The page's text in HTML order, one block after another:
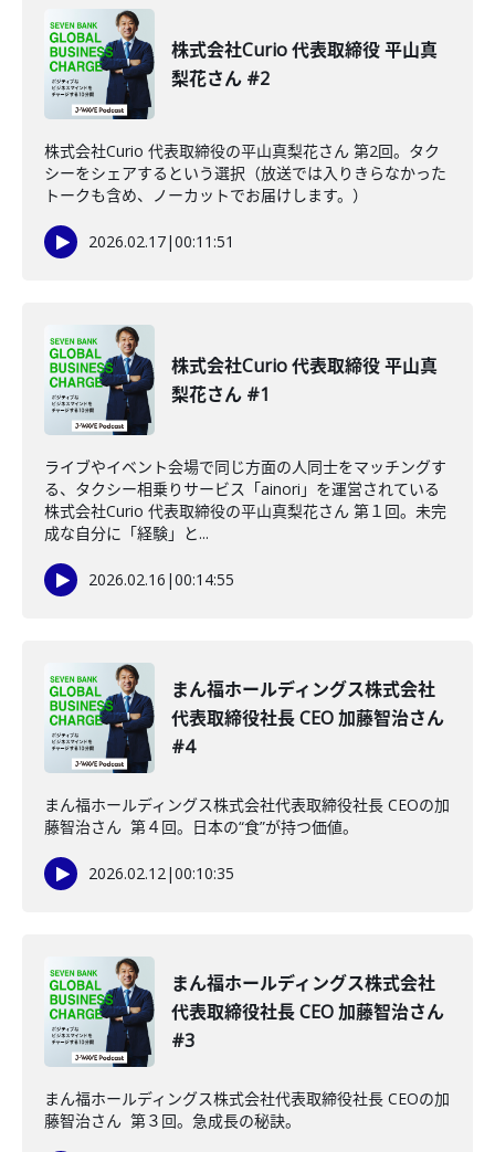
株式会社Curio 代表取締役 平山真
梨花さん #2
株式会社Curio 代表取締役の平山真梨花さん 第2回。タク
シーをシェアするという選択（放送では入りきらなかった
トークも含め、ノーカットでお届けします。）
2026.02.17|00:11:51
株式会社Curio 代表取締役 平山真
梨花さん #1
ライブやイベント会場で同じ方面の人同士をマッチングす
る、タクシー相乗りサービス「ainori」を運営されている
株式会社Curio 代表取締役の平山真梨花さん 第１回。未完
成な自分に「経験」と...
2026.02.16 |00:14:55
まん福ホールディングス株式会社
代表取締役社長 CEO 加藤智治さん
#4
まん福ホールディングス株式会社代表取締役社長 CEOの加
藤智治さん 第４回。日本の“食”が持つ価値。
2026.02.12|00:10:35
まん福ホールディングス株式会社
代表取締役社長 CEO 加藤智治さん
#3
まん福ホールディングス株式会社代表取締役社長 CEOの加
藤智治さん 第３回。急成長の秘訣。